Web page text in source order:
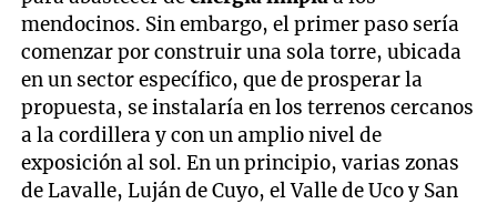
mendocinos. Sin embargo, el primer paso sería
comenzar por construir una sola torre, ubicada
en un sector específico, que de prosperar la
propuesta, se instalaría en los terrenos cercanos
a la cordillera y con un amplio nivel de
exposición al sol. En un principio, varias zonas
de Lavalle, Luján de Cuyo, el Valle de Uco y San